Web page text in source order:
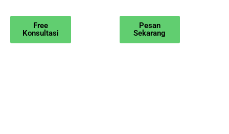
Free
Konsultasi
Pesan
Sekarang